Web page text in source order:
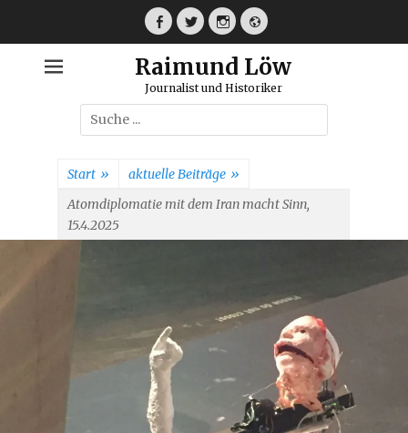
Facebook
TwitterInstagramWebseite
Raimund Löw
Journalist und Historiker
Suche
nach:
Start » aktuelle Beiträge »
Atomdiplomatie mit dem Iran macht Sinn,
15.4.2025